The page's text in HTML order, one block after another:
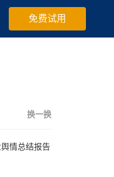
免费试用
换一换
情总结报告